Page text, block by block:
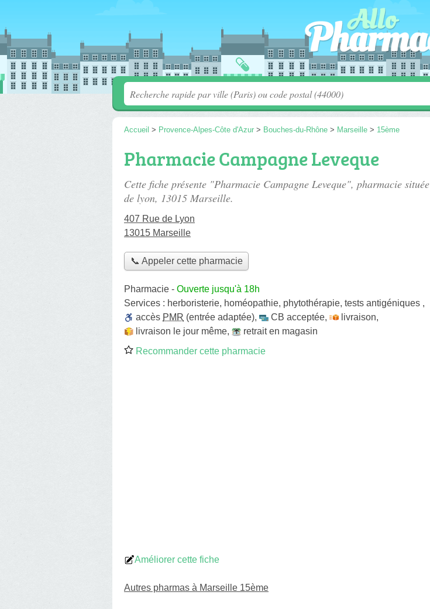
Accueil > Provence-Alpes-Côte d'Azur > Bouches-du-Rhône > Marseille > 15ème
Pharmacie Campagne Leveque
Cette fiche présente "Pharmacie Campagne Leveque", pharmacie située
de lyon, 13015 Marseille.
407 Rue de Lyon
13015 Marseille
📞 Appeler cette pharmacie
Pharmacie - Ouverte jusqu'à 18h
Services : herboristerie, homéopathie, phytothérapie, tests antigéniques ,
accès PMR (entrée adaptée), CB acceptée, livraison,
livraison le jour même,
retrait en magasin
Recommander cette pharmacie
Améliorer cette fiche
Autres pharmas à Marseille 15ème